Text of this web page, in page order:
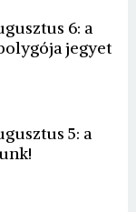
6: a
jegyet
5: a